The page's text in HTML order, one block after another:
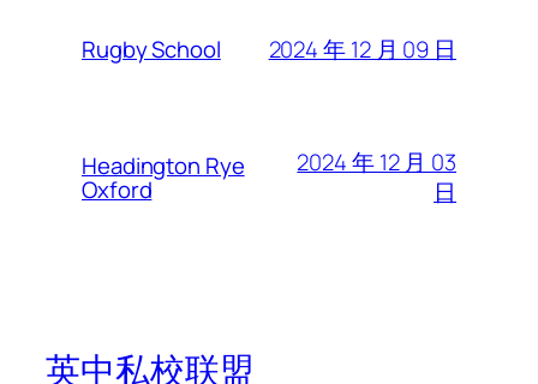
Rugby School 2024 年 12 月 09 日
Headington Rye
Oxford
2024 年 12 月 03
日
英中私校联盟